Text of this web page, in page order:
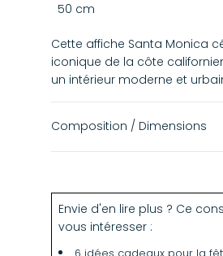
50 cm
Cette affiche Santa Monica
iconique de la côte
un intérieur moderne et
Composition / Dimensions
Envie d'en lire plus ? Ce
vous intéresser :
6 idées cadeaux pour la